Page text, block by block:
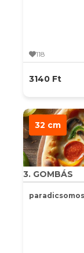
118
3140 Ft
32 cm
3. GOMBÁS